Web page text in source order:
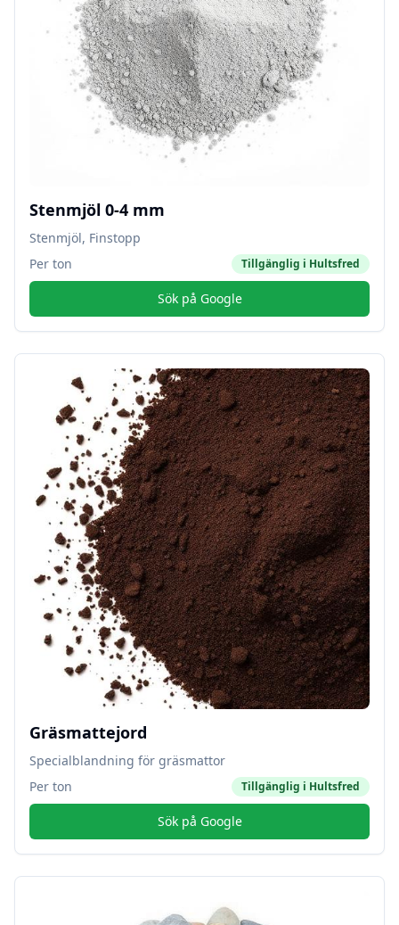
Stenmjöl 0-4 mm
Stenmjöl, Finstopp
Per ton
Tillgänglig i Hultsfred
Sök på Google
Gräsmattejord
Specialblandning för gräsmattor
Per ton
Tillgänglig i Hultsfred
Sök på Google